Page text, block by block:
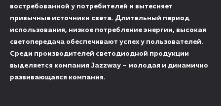
востребованной у потребителей и вытесняет
привычные источники света. Длительный период
использования, низкое потребление энергии, высокая
светопередача обеспечивают успех у пользователей.
Среди производителей светодиодной продукции
выделяется компания Jazzway – молодая и динамично
развивающаяся компания.